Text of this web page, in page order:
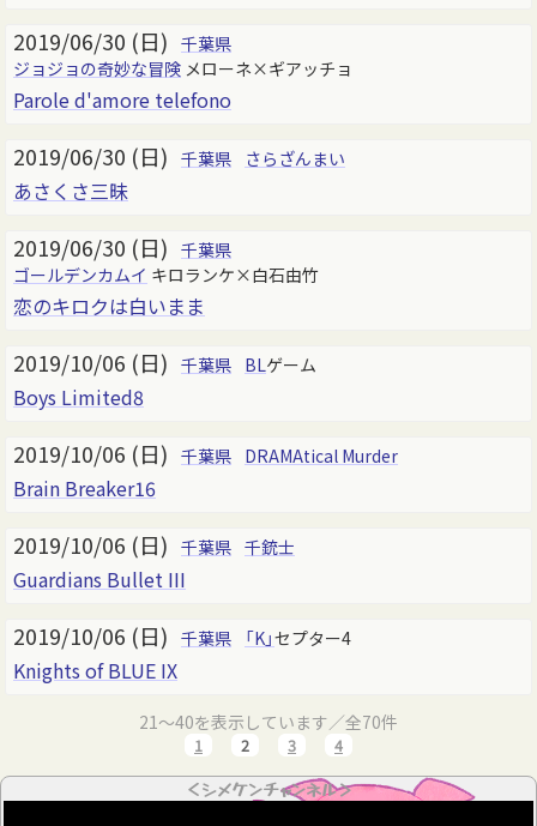
2019/06/30 (日) 千葉県
ジョジョの奇妙な冒険 メローネ×ギアッチョ
Parole d'amore telefono
2019/06/30 (日) 千葉県 さらざんまい
あさくさ三昧
2019/06/30 (日) 千葉県
ゴールデンカムイ キロランケ×白石由竹
恋のキロクは白いまま
2019/10/06 (日) 千葉県 BLゲーム
Boys Limited8
2019/10/06 (日) 千葉県 DRAMAtical Murder
Brain Breaker16
2019/10/06 (日) 千葉県 千銃士
Guardians Bullet III
2019/10/06 (日) 千葉県 「K」セプター4
Knights of BLUE IX
21～40を表示しています／全70件
1 2 3 4
＜シメケンチャンネル＞